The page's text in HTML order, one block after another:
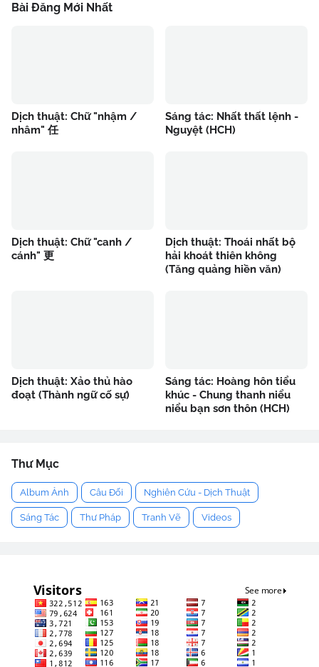
Bài Đăng Mới Nhất
Dịch thuật: Chữ "nhậm /
nhâm" 任
Sáng tác: Nhất thất lệnh -
Nguyệt (HCH)
Dịch thuật: Chữ "canh /
cánh" 更
Dịch thuật: Thoái nhất bộ
hải khoát thiên không
(Tăng quảng hiền văn)
Dịch thuật: Xảo thủ hào
đoạt (Thành ngữ cố sự)
Sáng tác: Hoàng hôn tiểu
khúc - Chung thanh niểu
niểu bạn sơn thôn (HCH)
Thư Mục
Album Ảnh Câu Đối Nghiên Cứu - Dịch Thuật
Sáng Tác Thư Pháp Tranh Vẽ Videos